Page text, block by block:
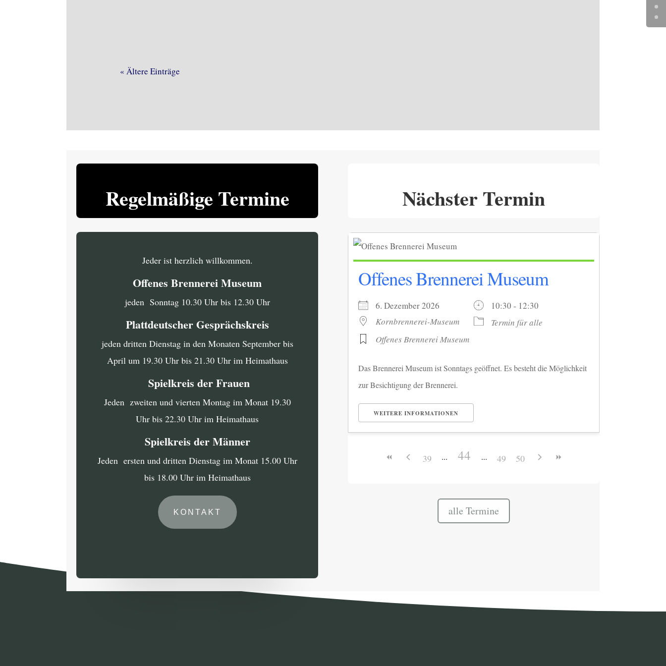
« Ältere Einträge
Regelmäßige Termine
Jeder ist herzlich willkommen.
Offenes Brennerei Museum
jeden Sonntag 10.30 Uhr bis 12.30 Uhr
Plattdeutscher Gesprächskreis
jeden dritten Dienstag in den Monaten September bis
April um 19.30 Uhr bis 21.30 Uhr im Heimathaus
Spielkreis der Frauen
Jeden zweiten und vierten Montag im Monat 19.30
Uhr bis 22.30 Uhr im Heimathaus
Spielkreis der Männer
Jeden ersten und dritten Dienstag im Monat 15.00 Uhr
bis 18.00 Uhr im Heimathaus
KONTAKT
Nächster Termin
Offenes Brennerei Museum
6. Dezember 2026
10:30 - 12:30
Kornbrennerei-Museum
Termin für alle
Offenes Brennerei Museum
Das Brennerei Museum ist Sonntags geöffnet. Es besteht die Möglichkeit
zur Besichtigung der Brennerei.
WEITERE INFORMATIONEN
39 44 49 50
alle Termine